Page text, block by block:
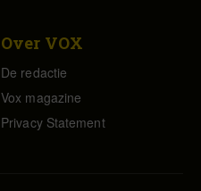
Over VOX
De redactie
Vox magazine
Privacy Statement